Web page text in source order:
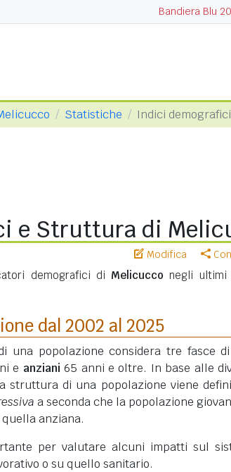
Bandiera Blu
Statistiche Indici
e Struttura di
Modifica
demografici di Melicucco negli ultimi
dal 2002 al 2025
una popolazione considera tre fasce
e anziani 65 anni e oltre. In base alle
struttura di una popolazione viene
a seconda che la popolazione
anziana.
per valutare alcuni impatti sul
o su quello sanitario.